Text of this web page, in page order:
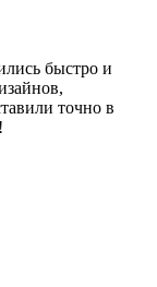
быстро и
точно в